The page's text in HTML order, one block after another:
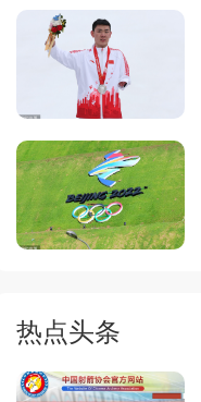
热点头条